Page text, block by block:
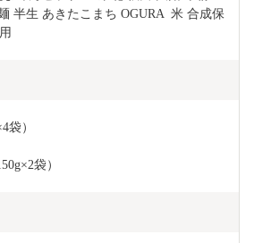
半生 あきたこまち OGURA  米 合成保
袋）
袋）